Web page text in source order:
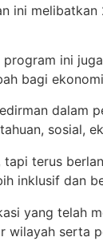
ini
ini
bagi
sosial,
terus
inklusif dan
yang telah
serta